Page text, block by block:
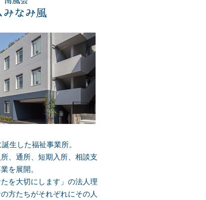
生した福祉事業所。
、通所、短期入所、相談支
を展開。
たを大切にします」の法人理
方たちがそれぞれにその人